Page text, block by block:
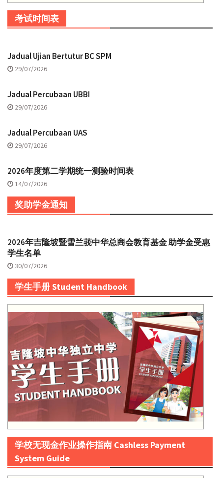
考试时间表
Jadual Ujian Bertutur BC SPM
29/07/2026
Jadual Percubaan UBBI
29/07/2026
Jadual Percubaan UAS
29/07/2026
2026年度第二学期统一测验时间表
14/07/2026
奖助学金通知
2026年吉隆坡暨雪兰莪中华总商会教育基金 助学金受惠
学生名单
30/07/2026
学生手册 Student Handbook
学校无现金作业操作指南 Cashless Payment
System Guide